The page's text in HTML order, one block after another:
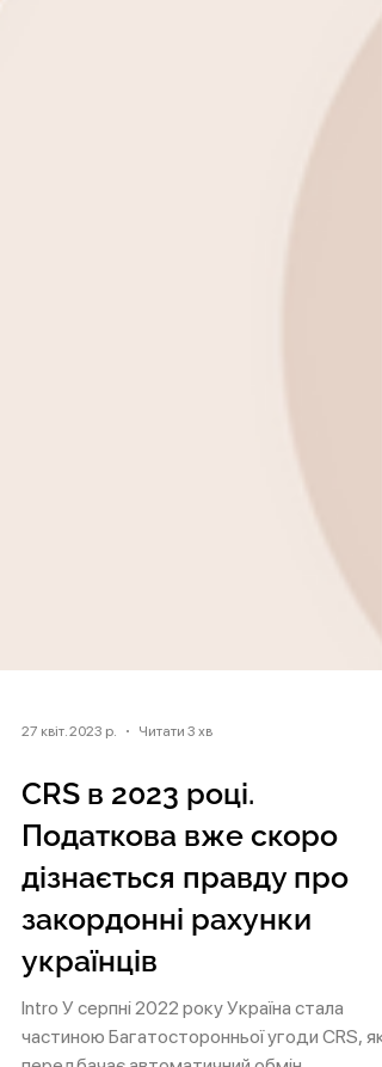
CRS в 2023 році.
Податкова вже скоро
дізнається правду про
закордонні рахунки
українців
Intro У серпні 2022 року Україна стала